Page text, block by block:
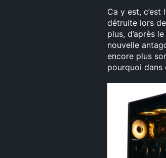
Ca y est,
détruite lors
plus, d’après
nouvelle
encore plus
pourquoi dans